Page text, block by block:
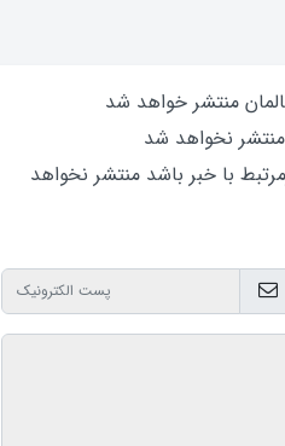
منتشر خواهد‌ شد
نخواهد‌ شد
با خبر باشد منتشر نخواهد‌